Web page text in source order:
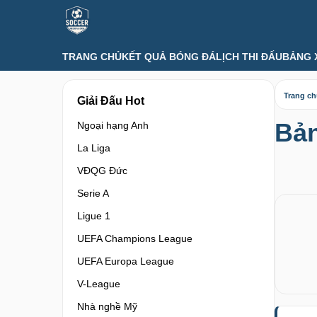
TRANG CHỦKẾT QUẢ BÓNG ĐÁLỊCH THI ĐẤUBẢNG
Giải Đấu Hot
Ngoại hạng Anh
La Liga
VĐQG Đức
Serie A
Ligue 1
UEFA Champions League
UEFA Europa League
V-League
Nhà nghề Mỹ
Trang